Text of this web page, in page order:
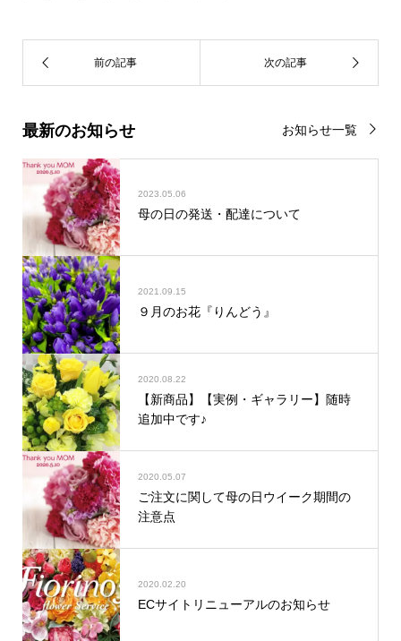
最新のお知らせ お知らせ一覧
2023.05.06
母の日の発送・配達について
2021.09.15
９月のお花『りんどう』
2020.08.22
【新商品】【実例・ギャラリー】随時
追加中です♪
2020.05.07
ご注文に関して母の日ウイーク期間の
注意点
2020.02.20
ECサイトリニューアルのお知らせ